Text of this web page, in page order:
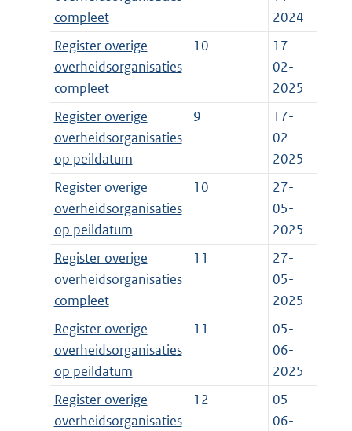
compleet
2024
Register overige
overheidsorganisaties
compleet
10
17-
02-
2025
Register overige
overheidsorganisaties
op peildatum
9
17-
02-
2025
Register overige
overheidsorganisaties
op peildatum
10
27-
05-
2025
Register overige
overheidsorganisaties
compleet
11
27-
05-
2025
Register overige
overheidsorganisaties
op peildatum
11
05-
06-
2025
Register overige
overheidsorganisaties
12
05-
06-